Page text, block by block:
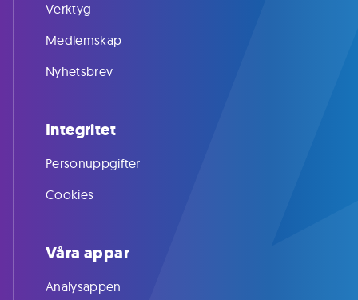
Verktyg
Medlemskap
Nyhetsbrev
Integritet
Personuppgifter
Cookies
Våra appar
Analysappen